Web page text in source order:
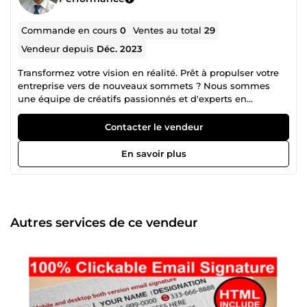
Commande en cours0 Ventes au total29
Vendeur depuis Déc. 2023
Transformez votre vision en réalité. Prêt à propulser votre
entreprise vers de nouveaux sommets ? Nous sommes
une équipe de créatifs passionnés et d'experts en
données, dédiés à la construction d'empires numériques
florissants. Nous ne nous contentons pas de créer des sites
web; nous concevons des expériences digitales
captivantes qui attirent les clients, stimulent les
conversions et laissent une impression durable. Nous
entreprises; nous bâtissons des héritages. Nous tirons
parti de l'IA et des technologies de pointe pour obtenir des
tout le paysage numérique : Visuels époustouflants : Des
logos et de l'image de marque aux campagnes sur les
réseaux sociaux, nous créons des visuels percutants qui
instaurent la confiance et résonnent auprès de votre public
Contacter le vendeur
En savoir plus
Autres services de ce vendeur